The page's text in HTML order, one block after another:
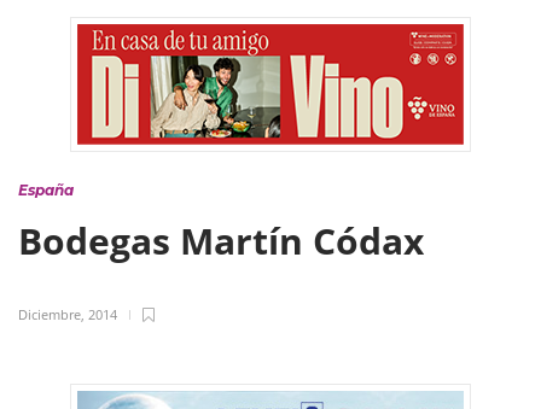
España
Bodegas Martín Códax
Diciembre, 2014